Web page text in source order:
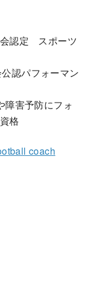
認定 スポーツ
認パフォーマン
障害予防にフォ
格
coach